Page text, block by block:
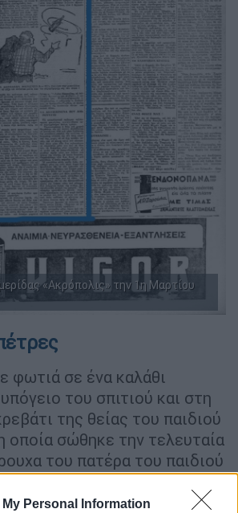
Personal Information
«Ακρόπολις» την 1η Μαρτίου
φωτιά σε ένα καλάθι
του σπιτιού και στη
της θείας του παιδιού
οποία σώθηκε την τελευταία
του πατέρα του παιδιού
καμμένα εδώ και εκεί
το χοντρό λινό